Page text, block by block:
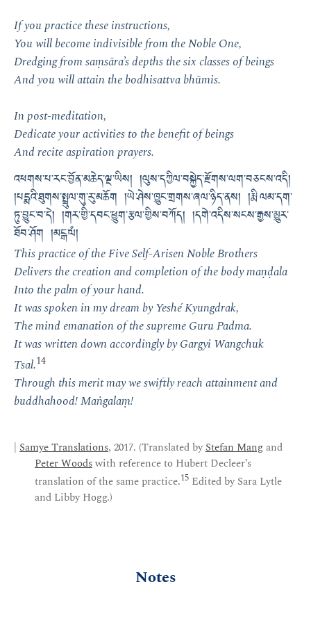
If you practice these instructions,
You will become indivisible from the Noble One,
Dredging from saṃsāra’s depths the six classes of beings
And you will attain the bodhisattva bhūmis.
In post-meditation,
Dedicate your activities to the benefit of beings
And recite aspiration prayers.
འཕགས་པ་རང་བྱོན་མཆེད་ལྔ་ཡིས། །ལུས་དཀྱིལ་བསྐྱེད་རྫོགས་ལག་བཅངས་འདི།
།པདྨའི་ཐུགས་སྤྲུལ་གུ་རུ་མཆོག །ཡེ་ཤེས་ཁྱུང་གྲགས་ཞལ་ཉིད་ནས། །རྨི་ལམ་དག་
ཏུ་བྱུང་བ་དེ། །གར་གྱི་དབང་ཕྱུག་རྩལ་གྱིས་བཀོད། །དགེ་འདིས་སངས་རྒྱས་མྱུར་
ཐོབ་ཤོག །མངྒ་ལཾ།
This practice of the Five Self-Arisen Noble Brothers
Delivers the creation and completion of the body maṇḍala
Into the palm of your hand.
It was spoken in my dream by Yeshé Kyungdrak,
The mind emanation of the supreme Guru Padma.
It was written down accordingly by Gargyi Wangchuk
Tsal.14
Through this merit may we swiftly reach attainment and
buddhahood! Maṅgalaṃ!
| Samye Translations, 2017. (Translated byStefan Mangand
Peter Woodswith reference to Hubert Decleer’s
translation of the same practice.15 Edited by Sara Lytle
and Libby Hogg.)
Notes